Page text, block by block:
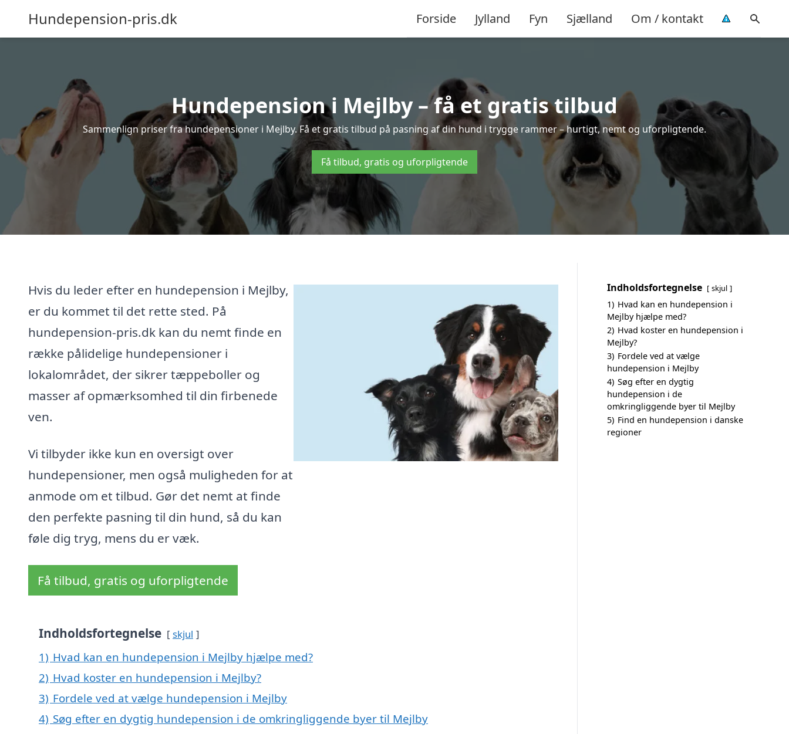
Hundepension-pris.dk Forside Jylland Fyn Sjælland Om / kontakt
Hundepension i Mejlby – få et gratis tilbud
Sammenlign priser fra hundepensioner i Mejlby. Få et gratis tilbud på pasning af din hund i trygge rammer – hurtigt, nemt og uforpligtende.
Få tilbud, gratis og uforpligtende
Hvis du leder efter en hundepension i Mejlby,
er du kommet til det rette sted. På
hundepension-pris.dk kan du nemt finde en
række pålidelige hundepensioner i
lokalområdet, der sikrer tæppeboller og
masser af opmærksomhed til din firbenede
ven.
Vi tilbyder ikke kun en oversigt over
hundepensioner, men også muligheden for at
anmode om et tilbud. Gør det nemt at finde
den perfekte pasning til din hund, så du kan
føle dig tryg, mens du er væk.
Få tilbud, gratis og uforpligtende
Indholdsfortegnelse skjul
1) Hvad kan en hundepension i Mejlby hjælpe med?
2) Hvad koster en hundepension i Mejlby?
3) Fordele ved at vælge hundepension i Mejlby
4) Søg efter en dygtig hundepension i de omkringliggende byer til Mejlby
Indholdsfortegnelse skjul
1) Hvad kan en hundepension i
Mejlby hjælpe med?
2) Hvad koster en hundepension i
Mejlby?
3) Fordele ved at vælge
hundepension i Mejlby
4) Søg efter en dygtig
hundepension i de
omkringliggende byer til Mejlby
5) Find en hundepension i danske
regioner